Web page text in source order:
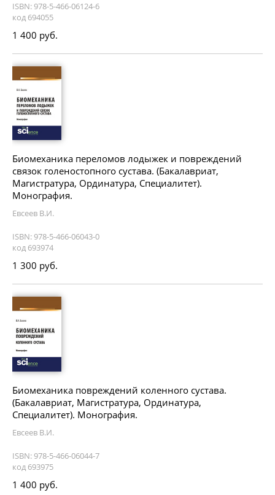
ISBN: 978-5-466-06124-6
код 694055
1 400 руб.
Биомеханика переломов лодыжек и повреждений
связок голеностопного сустава. (Бакалавриат,
Магистратура, Ординатура, Специалитет).
Монография.
Евсеев В.И.
ISBN: 978-5-466-06043-0
код 693974
1 300 руб.
Биомеханика повреждений коленного сустава.
(Бакалавриат, Магистратура, Ординатура,
Специалитет). Монография.
Евсеев В.И.
ISBN: 978-5-466-06044-7
код 693975
1 400 руб.